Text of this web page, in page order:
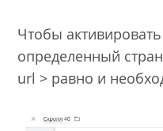
Чтобы
определенный
url > равно и